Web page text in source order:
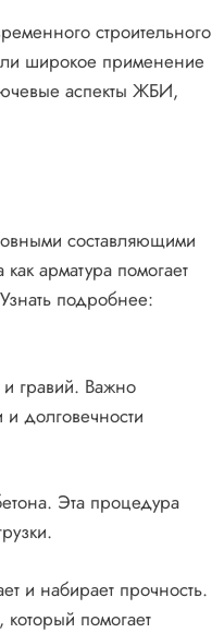
строительного
широкое применение
аспекты ЖБИ,
составляющими
арматура помогает
подробнее:
гравий. Важно
и долговечности
Эта процедура
и набирает прочность.
помогает